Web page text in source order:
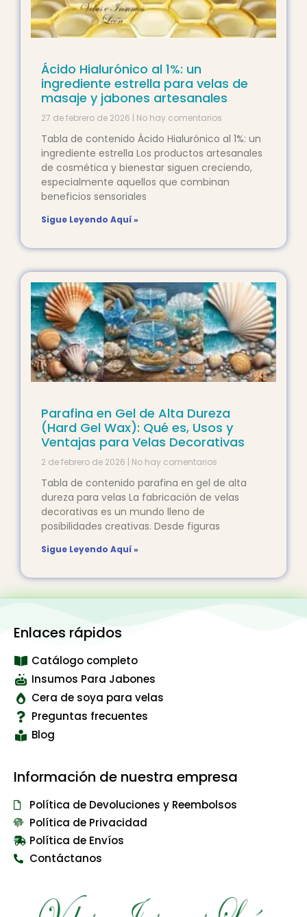
Ácido Hialurónico al 1%: un
ingrediente estrella para velas de
masaje y jabones artesanales
27 de febrero de 2026 No hay comentarios
Tabla de contenido Ácido Hialurónico al 1%: un
ingrediente estrella Los productos artesanales
de cosmética y bienestar siguen creciendo,
especialmente aquellos que combinan
beneficios sensoriales
Sigue Leyendo Aquí »
Parafina en Gel de Alta Dureza
(Hard Gel Wax): Qué es, Usos y
Ventajas para Velas Decorativas
2 de febrero de 2026 No hay comentarios
Tabla de contenido parafina en gel de alta
dureza para velas La fabricación de velas
decorativas es un mundo lleno de
posibilidades creativas. Desde figuras
Sigue Leyendo Aquí »
Enlaces rápidos
Catálogo completo
Insumos Para Jabones
Cera de soya para velas
Preguntas frecuentes
Blog
Información de nuestra empresa
Política de Devoluciones y Reembolsos
Política de Privacidad
Política de Envíos
Contáctanos